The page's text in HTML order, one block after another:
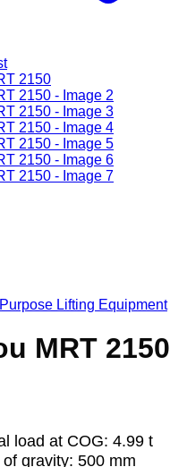
Lifting Equipment
MRT 2150
load at COG: 4.99 t
gravity: 500 mm